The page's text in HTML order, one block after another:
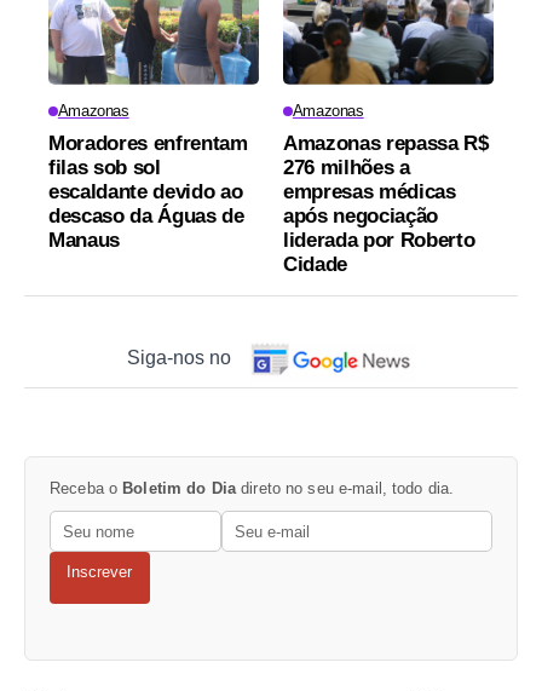
Amazonas
Moradores enfrentam
filas sob sol
escaldante devido ao
descaso da Águas de
Manaus
Amazonas
Amazonas repassa R$
276 milhões a
empresas médicas
após negociação
liderada por Roberto
Cidade
Siga-nos no
Receba o Boletim do Dia direto no seu e-mail, todo dia.
Inscrever